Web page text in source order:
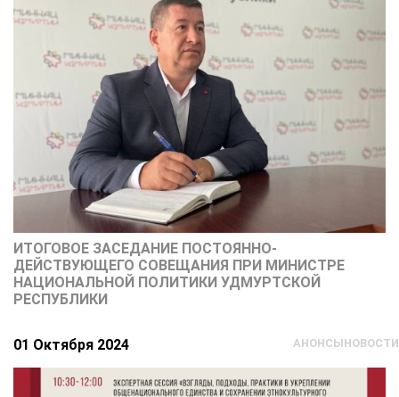
ИТОГОВОЕ ЗАСЕДАНИЕ ПОСТОЯННО-
ДЕЙСТВУЮЩЕГО СОВЕЩАНИЯ ПРИ МИНИСТРЕ
НАЦИОНАЛЬНОЙ ПОЛИТИКИ УДМУРТСКОЙ
РЕСПУБЛИКИ
01 Октября 2024 АНОНСЫНОВОСТИ